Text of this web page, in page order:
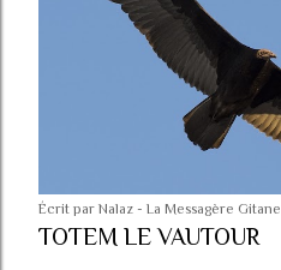
Écrit par Nalaz - La Messagère Gitane
TOTEM LE VAUTOUR